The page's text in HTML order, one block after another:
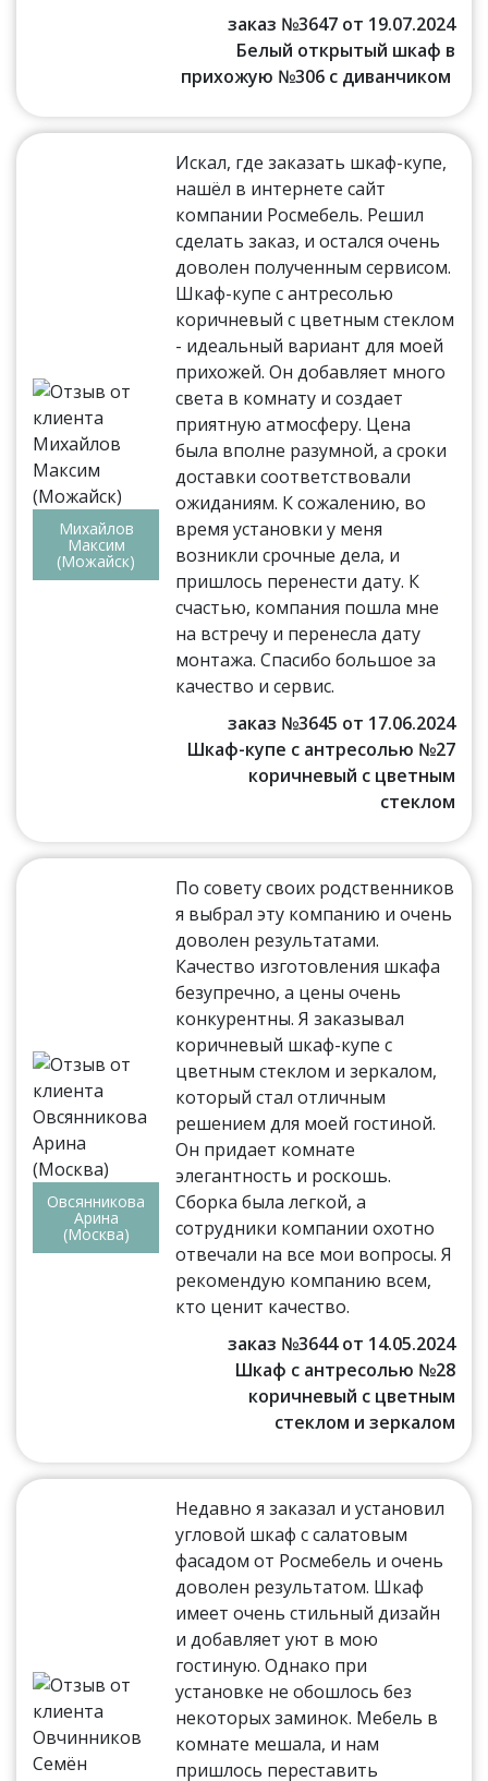
заказ №3647 от 19.07.2024
Белый открытый шкаф в
прихожую №306 с диванчиком
Михайлов
Максим
(Можайск)
Искал, где заказать шкаф-купе,
нашёл в интернете сайт
компании Росмебель. Решил
сделать заказ, и остался очень
доволен полученным сервисом.
Шкаф-купе с антресолью
коричневый с цветным стеклом
- идеальный вариант для моей
прихожей. Он добавляет много
света в комнату и создает
приятную атмосферу. Цена
была вполне разумной, а сроки
доставки соответствовали
ожиданиям. К сожалению, во
время установки у меня
возникли срочные дела, и
пришлось перенести дату. К
счастью, компания пошла мне
на встречу и перенесла дату
монтажа. Спасибо большое за
качество и сервис.
заказ №3645 от 17.06.2024
Шкаф-купе с антресолью №27
коричневый с цветным
стеклом
Овсянникова
Арина
(Москва)
По совету своих родственников
я выбрал эту компанию и очень
доволен результатами.
Качество изготовления шкафа
безупречно, а цены очень
конкурентны. Я заказывал
коричневый шкаф-купе с
цветным стеклом и зеркалом,
который стал отличным
решением для моей гостиной.
Он придает комнате
элегантность и роскошь.
Сборка была легкой, а
сотрудники компании охотно
отвечали на все мои вопросы. Я
рекомендую компанию всем,
кто ценит качество.
заказ №3644 от 14.05.2024
Шкаф с антресолью №28
коричневый с цветным
стеклом и зеркалом
Недавно я заказал и установил
угловой шкаф с салатовым
фасадом от Росмебель и очень
доволен результатом. Шкаф
имеет очень стильный дизайн
и добавляет уют в мою
гостиную. Однако при
установке не обошлось без
некоторых заминок. Мебель в
комнате мешала, и нам
пришлось переставить